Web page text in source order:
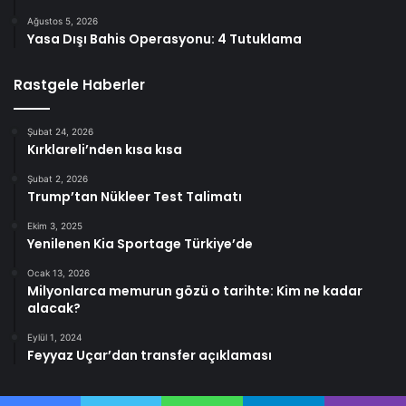
Ağustos 5, 2026
Yasa Dışı Bahis Operasyonu: 4 Tutuklama
Rastgele Haberler
Şubat 24, 2026
Kırklareli’nden kısa kısa
Şubat 2, 2026
Trump’tan Nükleer Test Talimatı
Ekim 3, 2025
Yenilenen Kia Sportage Türkiye’de
Ocak 13, 2026
Milyonlarca memurun gözü o tarihte: Kim ne kadar
alacak?
Eylül 1, 2024
Feyyaz Uçar’dan transfer açıklaması